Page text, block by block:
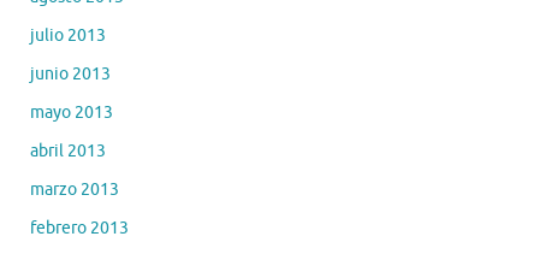
julio 2013
junio 2013
mayo 2013
abril 2013
marzo 2013
febrero 2013